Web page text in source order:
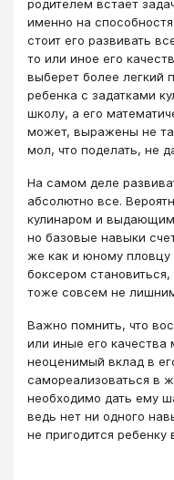
родителем встает
именно на
стоит его развивать
то или иное его
выберет более легкий
ребенка с задатками
школу, а его
может, выражены не
мол, что поделать, не
На самом деле
абсолютно все.
кулинаром и
но базовые навыки
же как и юному пловцу
боксером
тоже совсем не
Важно помнить, что
или иные его
неоценимый вклад в
самореализоваться в
необходимо дать ему
ведь нет ни одного
не пригодится ребенку